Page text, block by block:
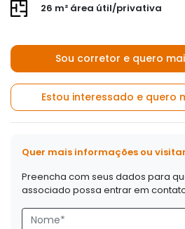
26 m² área útil/privativa
Sou corretor e quero
Estou interessado e quero
Quer mais informações ou
Preencha com seus dados para
associado possa entrar em